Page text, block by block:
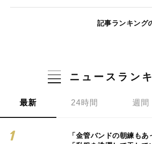
記事ランキング
ニュースラン
最新 24時間 週間
「金管バンドの朝練もあ